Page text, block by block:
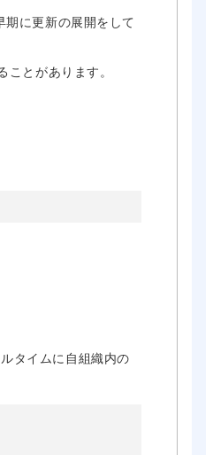
に更新の展開をして
とがあります。
タイムに自組織内の